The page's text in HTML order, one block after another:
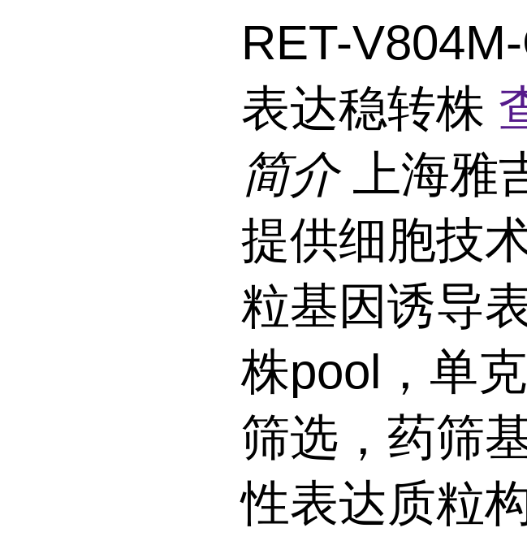
RET-
表达稳转株
简介 上海雅
提供细胞技
粒基因诱导
株pool，单
筛选，药筛
性表达质粒